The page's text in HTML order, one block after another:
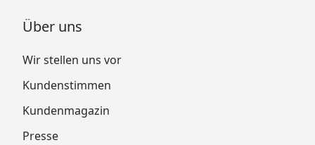
Über uns
Wir stellen uns vor
Kundenstimmen
Kundenmagazin
Presse